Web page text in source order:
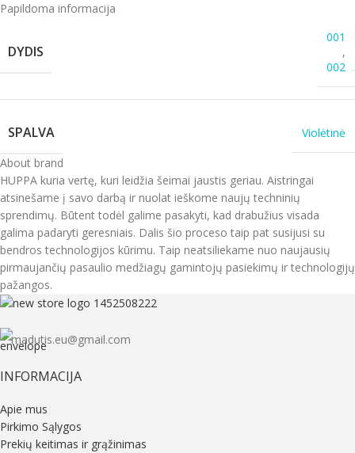
Papildoma informacija
DYDIS
001
,
002
SPALVA
Violėtinė
About brand
HUPPA kuria vertę, kuri leidžia šeimai jaustis geriau. Aistringai
atsinešame į savo darbą ir nuolat ieškome naujų techninių
sprendimų. Būtent todėl galime pasakyti, kad drabužius visada
galima padaryti geresniais. Dalis šio proceso taip pat susijusi su
bendros technologijos kūrimu. Taip neatsiliekame nuo naujausių
pirmaujančių pasaulio medžiagų gamintojų pasiekimų ir technologijų
pažangos.
madutis.eu@gmail.com
INFORMACIJA
Apie mus
Pirkimo Sąlygos
Prekių keitimas ir grąžinimas